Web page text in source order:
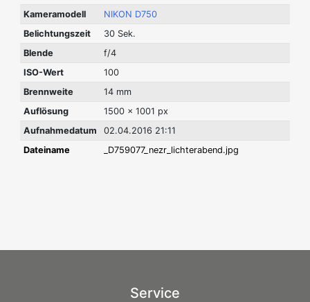
Kameramodell
NIKON D750
Belichtungszeit
30 Sek.
Blende
f/4
ISO-Wert
100
Brennweite
14 mm
Auflösung
1500 x 1001 px
Aufnahmedatum
02.04.2016 21:11
Dateiname
_D759077_nezr_lichterabend.jpg
Service